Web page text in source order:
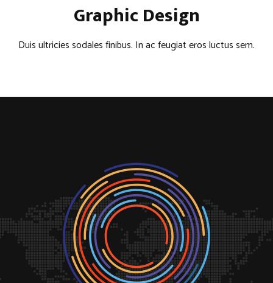
Graphic Design
Duis ultricies sodales finibus. In ac feugiat eros luctus sem.